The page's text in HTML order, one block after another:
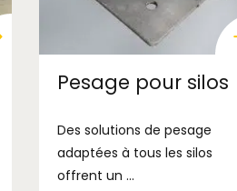
Pesage pour silos
Des solutions de pesage
adaptées à tous les silos
offrent un ...